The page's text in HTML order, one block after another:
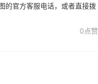
的官方客服电话，或者直接拨
0点赞